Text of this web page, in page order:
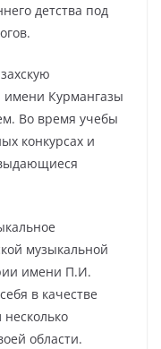
детства под
Курмангазы
Во время учебы
конкурсах и
музыкальной
имени П.И.
в качестве
области.